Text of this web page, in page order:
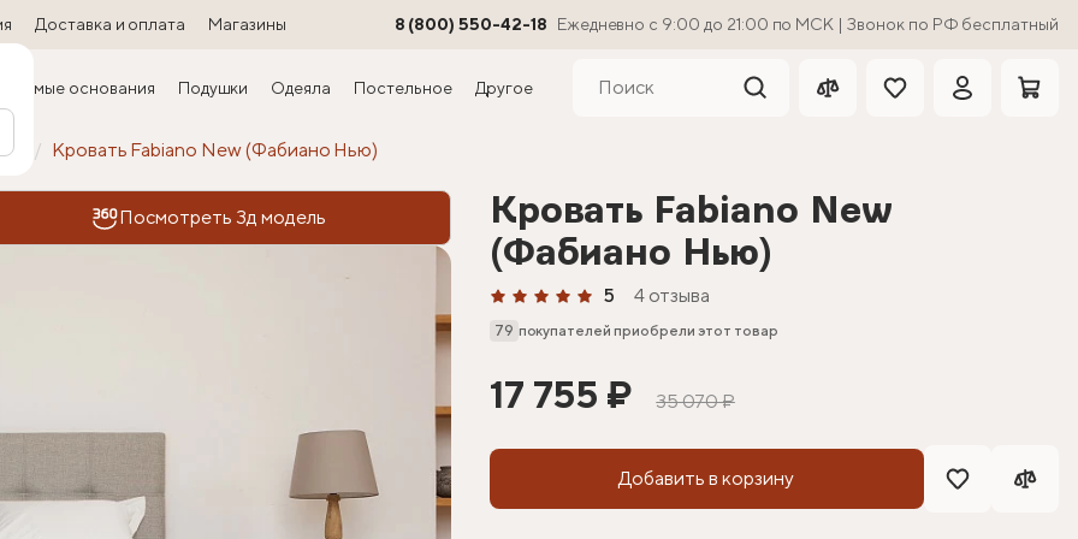
Доставка и оплата Магазины 8 (800) 550-42-18 Ежедневно с 9:00 до 21:00 по МСК | Звонок по РФ бесплатный
основания Подушки Одеяла Постельное Другое
Кровать Fabiano New (Фабиано Нью)
Посмотреть 3д модель
Кровать Fabiano New
(Фабиано Нью)
5 4 отзыва
79 покупателей приобрели этот товар
17 755 ₽ 35 070 ₽
Добавить в корзину